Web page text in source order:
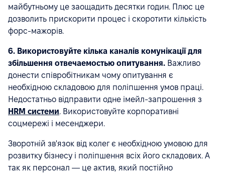
майбутньому це заощадить десятки годин. Плюс це
дозволить прискорити процес і скоротити кількість
форс-мажорів.
6. Використовуйте кілька каналів комунікації для
збільшення отвечаемостью опитування. Важливо
донести співробітникам чому опитування є
необхідною складовою для поліпшення умов праці.
Недостатньо відправити одне імейл-запрошення з
HRM системи. Використовуйте корпоративні
соцмережі і месенджери.
Зворотній зв'язок від колег є необхідною умовою для
розвитку бізнесу і поліпшення всіх його складових. А
так як персонал — це актив, який постійно